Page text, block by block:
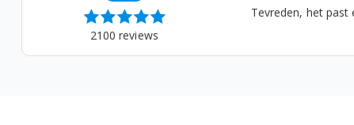
2100 reviews
Tevreden, het past en het